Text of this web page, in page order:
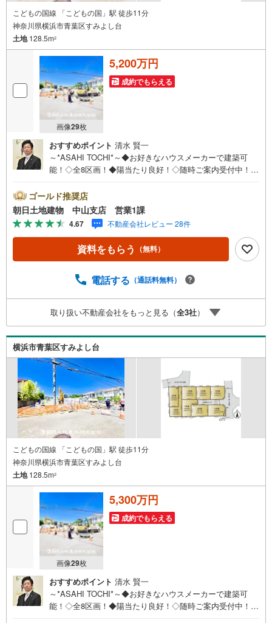
こどもの国線 「こどもの国」駅 徒歩11分
神奈川県横浜市青葉区すみよし台
土地128.5m2
画像29枚
5,200万円
成約でもらえる
おすすめポイント 清水 賢一
～*ASAHI TOCHI*～◆お好きなハウスメーカーで建築可
能！◇全8区画！◆陽当たり良好！◇随時ご案内受付中！◆
とりつぎ * * * *おかげさまで42周年を迎えることができま
した♪ご成約件数7万件達成!!☆当日のご見学も対応可能で
す！☆JR横浜線「中山」駅徒歩1分！☆ご予約は『朝日土
地建物中山店』まで！朝日土地建物グループは地域密着を
合言葉に全13店舗でその地域No.1を目指しております。広
告掲載していない物件も多数ございます。色々廻ったけど
替えってどうするの・・？etc.まずは何でもお気軽にご相
す！お問い合わせをお待ちしております!!
ゴールド推奨店
朝日土地建物 中山支店 営業1課
4.67 不動産会社レビュー 28件
資料をもらう （無料）
電話する （通話料無料）
取り扱い不動産会社をもっと見る（全3社）
横浜市青葉区すみよし台
こどもの国線 「こどもの国」駅 徒歩11分
神奈川県横浜市青葉区すみよし台
土地128.5m2
画像29枚
5,300万円
成約でもらえる
おすすめポイント 清水 賢一
～*ASAHI TOCHI*～◆お好きなハウスメーカーで建築可
能！◇全8区画！◆陽当たり良好！◇随時ご案内受付中！◆